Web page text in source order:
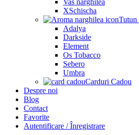
Vas narghilea
XSchischa
Tutun
Adalya
Darkside
Element
Os Tobacco
Sebero
Umbra
Carduri Cadou
Despre noi
Blog
Contact
Favorite
Autentificare / Înregistrare